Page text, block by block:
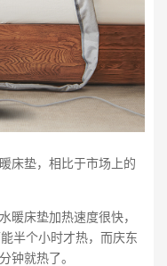
床垫，相比于市场上的
暖床垫加热速度很快，
半个小时才热，而庆东
钟就热了。